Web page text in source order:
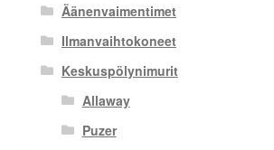
Äänenvaimentimet
Ilmanvaihtokoneet
Keskuspölynimurit
Allaway
Puzer